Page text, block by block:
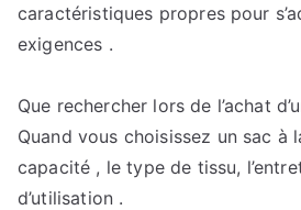
caractéristiques propres pour
exigences .
Que rechercher lors de l’achat
Quand vous choisissez un sac à
capacité , le type de tissu,
d’utilisation .